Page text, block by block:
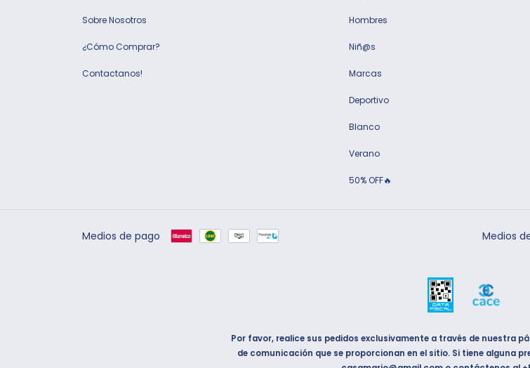
Sobre Nosotros
¿Cómo Comprar?
Contactanos!
Hombres
Niñ@s
Marcas
Deportivo
Blanco
Verano
50% OFF🔥
Medios de pago Medios
Por favor, realice sus pedidos exclusivamente a través de nuestra
de comunicación que se proporcionan en el sitio. Si tiene alguna